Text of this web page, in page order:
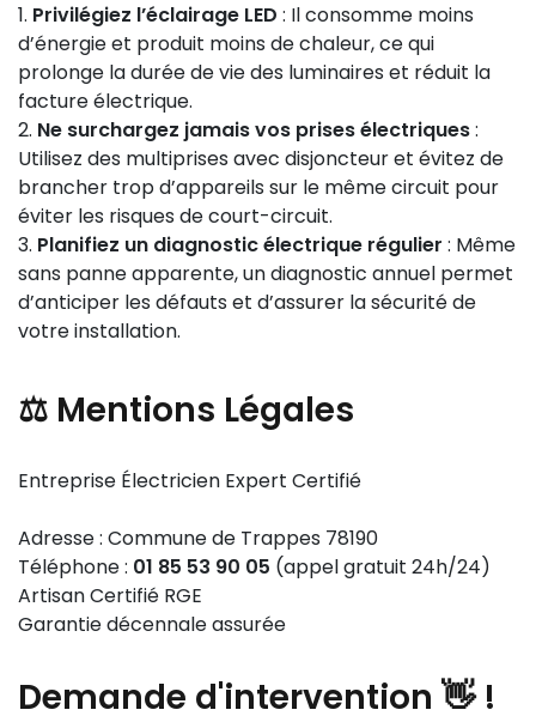
Privilégiez l’éclairage LED : Il consomme moins
d’énergie et produit moins de chaleur, ce qui
prolonge la durée de vie des luminaires et réduit la
facture électrique.
Ne surchargez jamais vos prises électriques:
Utilisez des multiprises avec disjoncteur et évitez de
brancher trop d’appareils sur le même circuit pour
éviter les risques de court-circuit.
Planifiez un diagnostic électrique régulier : Même
sans panne apparente, un diagnostic annuel permet
d’anticiper les défauts et d’assurer la sécurité de
votre installation.
⚖️ Mentions Légales
Entreprise Électricien Expert Certifié
Adresse : Commune de Trappes 78190
Téléphone : 01 85 53 90 05 (appel gratuit 24h/24)
Artisan Certifié RGE
Garantie décennale assurée
Demande d'intervention 👋 !